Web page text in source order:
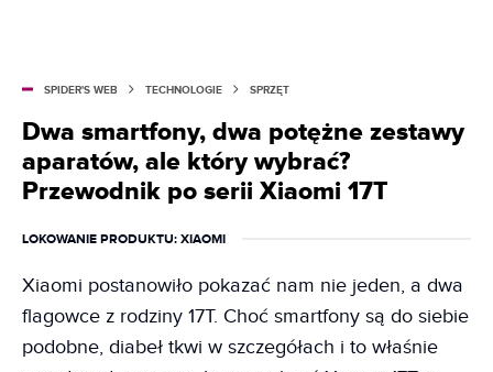
SPIDER'S WEB TECHNOLOGIE SPRZĘT
Dwa smartfony, dwa potężne zestawy
aparatów, ale który wybrać?
Przewodnik po serii Xiaomi 17T
LOKOWANIE PRODUKTU: XIAOMI
Xiaomi postanowiło pokazać nam nie jeden, a dwa
flagowce z rodziny 17T. Choć smartfony są do siebie
podobne, diabeł tkwi w szczegółach i to właśnie